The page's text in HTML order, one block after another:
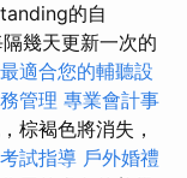
的自
幾天更新一次的
適合您的輔聽設
管理 專業會計事
棕褐色將消失，
試指導 戶外婚禮